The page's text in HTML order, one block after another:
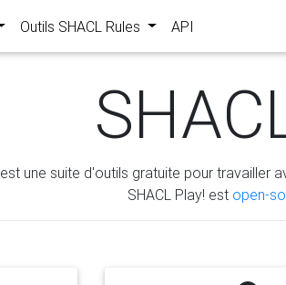
Outils SHACL Rules API
est une suite d'outils gratuite pour travailler
SHACL Play! est open-